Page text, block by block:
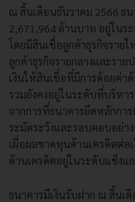
ณ สิ้นเดือนธันวาคม 2566 ธ
2,671,964 ล้านบาท อยู่ในร
โดยมีสินเชื่อลูกค้าธุรกิจรา
ลูกค้าธุรกิจรายกลางและรา
เงินให้สินเชื่อที่มีการด้อยค่า
รวมยังคงอยู่ในระดับที่บริหา
จากการที่ธนาคารยึดหลักกา
ระมัดระวังและรอบคอบอย่า
เผื่อผลขาดทุนด้านเครดิตต่อ
ด้านเครดิตอยู่ในระดับแข็งแ
ธนาคารมีเงินรับฝาก ณ สิ้นเ